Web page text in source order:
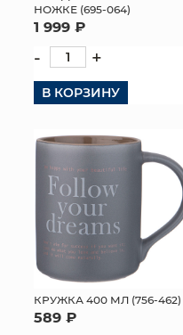
НОЖКЕ (695-064)
1 999 ₽
- +
В КОРЗИНУ
КРУЖКА 400 МЛ (756-462)
589 ₽